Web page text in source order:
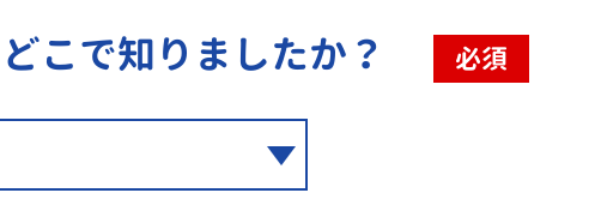
どこで知りましたか？ 必須